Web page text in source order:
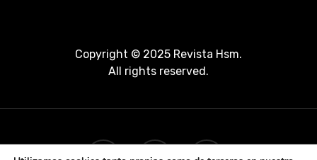
Copyright © 2025 Revista Hsm.
All rights reserved.